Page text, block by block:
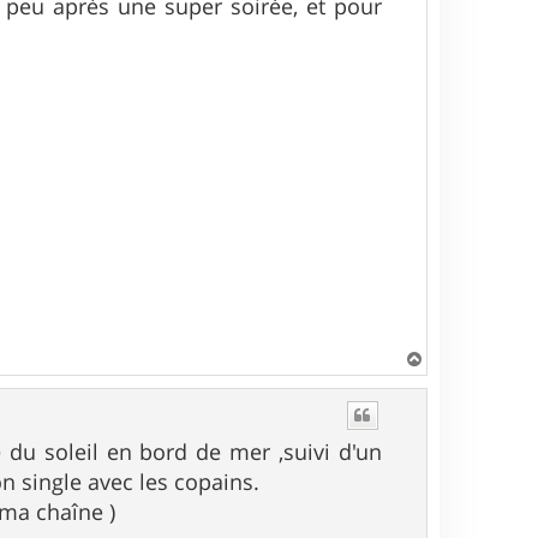
après une super soirée, et pour
a
du soleil en bord de mer ,suivi d'un
single avec les copains.
chaîne )